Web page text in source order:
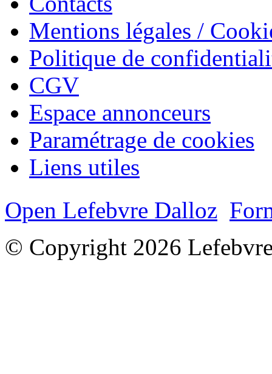
Mentions légales /
Politique de
CGV
Espace annonceurs
Paramétrage de cookies
Liens utiles
Open Lefebvre Dalloz
© Copyright 2026